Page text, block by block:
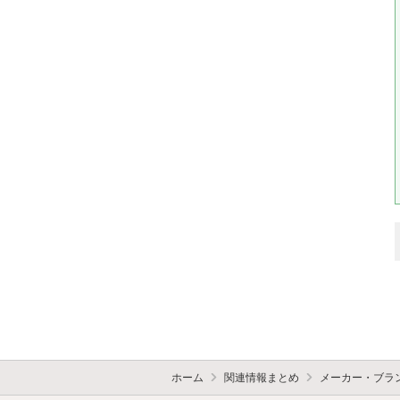
ホーム 関連情報まとめ メーカー・ブラ